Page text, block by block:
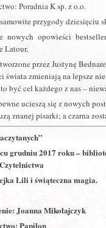
Poradnia K sp. z o.o.
przygody dziesięciu
nowych opowieści
Latour.
przez Justynę
świata zmieniają na lepsze
być cel każdego z nas –
ucieszą się z nowych
znanej pisarki; a czarna
grudniu 2017 roku –
Lili i świąteczna magia.
Joanna Mikołajczyk
Papilon